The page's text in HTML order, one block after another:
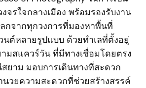
จรใจกลางเมือง พร้อมรองรับงาน
กจากทุกวงการที่มองหาพื้นที่
นต์หลายรูปแบบ ด้วยทำเลที่ตั้งอยู่
มสแควร์วัน ที่มีทางเชื่อมโดยตรง
ยาม มอบการเดินทางที่สะดวก
วยความสะดวกที่ช่วยสร้างสรรค์